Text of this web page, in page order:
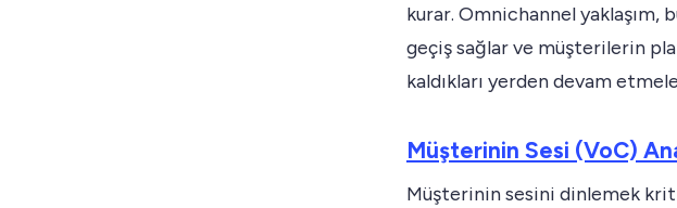
kurar. Omnichannel yaklaşım,
geçiş sağlar ve müşterilerin
kaldıkları yerden devam
Müşterinin Sesi (VoC)
Müşterinin sesini dinlemek